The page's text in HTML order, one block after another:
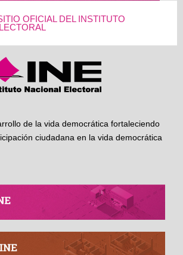
OFICIAL DEL INSTITUTO
de la vida democrática fortaleciendo
ciudadana en la vida democrática